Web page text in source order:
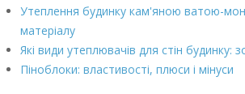
Утеплення будинку кам'яною ватою-
матеріалу
Які види утеплювачів для стін будинку:
Піноблоки: властивості, плюси і мінуси